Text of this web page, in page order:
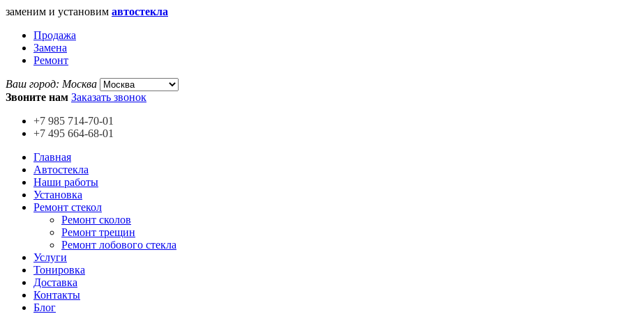
заменим и установим автостекла
Продажа
Замена
Ремонт
Ваш город: Москва
Звоните нам Заказать звонок
+7 985 714-70-01
+7 495 664-68-01
Главная
Автостекла
Наши работы
Установка
Ремонт стекол
Ремонт сколов
Ремонт трещин
Ремонт лобового стекла
Услуги
Тонировка
Доставка
Контакты
Блог